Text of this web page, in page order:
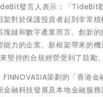
發言人表示：「TideBit
架對於保護投資者起到非常
塊鏈和數字產業而言。創新的
能力的企業。新框架帶來的
堅持的合規經營受到了鼓勵。
FINNOVASIA策劃的「香港金
融科技發展及本地金融服務